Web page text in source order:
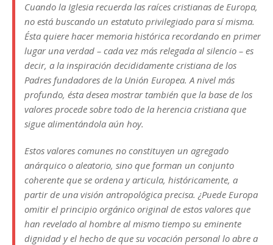
Cuando la Iglesia recuerda las raíces cristianas de Europa,
no está buscando un estatuto privilegiado para sí misma.
Ésta quiere hacer memoria histórica recordando en primer
lugar una verdad – cada vez más relegada al silencio – es
decir, a la inspiración decididamente cristiana de los
Padres fundadores de la Unión Europea. A nivel más
profundo, ésta desea mostrar también que la base de los
valores procede sobre todo de la herencia cristiana que
sigue alimentándola aún hoy.
Estos valores comunes no constituyen un agregado
anárquico o aleatorio, sino que forman un conjunto
coherente que se ordena y articula, históricamente, a
partir de una visión antropológica precisa. ¿Puede Europa
omitir el principio orgánico original de estos valores que
han revelado al hombre al mismo tiempo su eminente
dignidad y el hecho de que su vocación personal lo abre a